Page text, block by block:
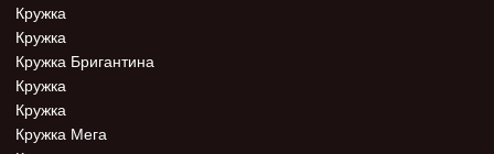
Кружка
Кружка
Кружка Бригантина
Кружка
Кружка
Кружка Мега